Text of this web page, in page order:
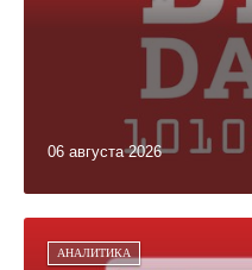
06 августа 2026
АНАЛИТИКА